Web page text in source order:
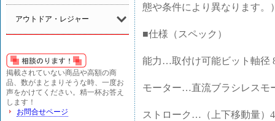
アウトドア・レジャー
掲載されていない商品や高額の商
品、数がまとまりそうな時、一度お
声をかけてください。精一杯お答え
します！
お問合せページ
態や条件により異なります。
■仕様（スペック）
能力…取付け可能ビット軸径
モーター…直流ブラシレスモ
ストローク…（上下移動量）